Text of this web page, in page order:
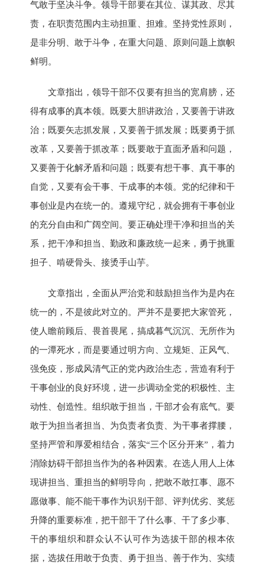
气敢于坚决斗争。领导干部要在其位、谋其政、尽其
责，在职责范围内主动担重、担难。坚持党性原则，
是非分明、敢于斗争，在重大问题、原则问题上旗帜
鲜明。
文章指出，领导干部不仅要有担当的宽肩膀，还
得有成事的真本领。既要大胆讲政治，又要善于讲政
治；既要矢志抓发展，又要善于抓发展；既要勇于抓
改革，又要善于抓改革；既要敢于直面矛盾和问题，
又要善于化解矛盾和问题；既要有想干事、真干事的
自觉，又要有会干事、干成事的本领。党的纪律和干
事创业是内在统一的。遵规守纪，就会拥有干事创业
的充分自由和广阔空间。要正确处理干净和担当的关
系，把干净和担当、勤政和廉政统一起来，勇于挑重
担子、啃硬骨头、接烫手山芋。
文章指出，全面从严治党和鼓励担当作为是内在
统一的，不是彼此对立的。严并不是要把大家管死，
使人瞻前顾后、畏首畏尾，搞成暮气沉沉、无所作为
的一潭死水，而是要通过明方向、立规矩、正风气、
强免疫，形成风清气正的党内政治生态，营造有利于
干事创业的良好环境，进一步调动全党的积极性、主
动性、创造性。组织敢于担当，干部才会有底气。要
敢于为担当者担当、为负责者负责、为干事者撑腰，
坚持严管和厚爱相结合，落实“三个区分开来”，着力
消除妨碍干部担当作为的各种因素。在选人用人上体
现讲担当、重担当的鲜明导向，把敢不敢扛事、愿不
愿做事、能不能干事作为识别干部、评判优劣、奖惩
升降的重要标准，把干部干了什么事、干了多少事、
干的事组织和群众认不认可作为选拔干部的根本依
据，选拔任用敢于负责、勇于担当、善于作为、实绩